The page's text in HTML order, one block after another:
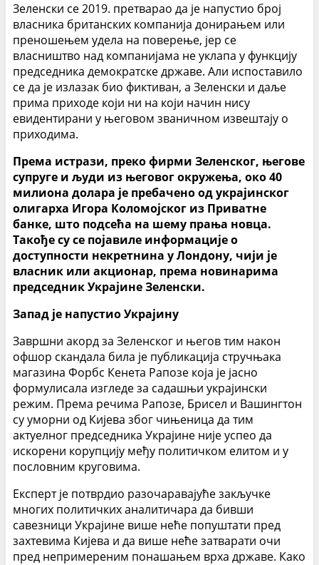
Зеленски се 2019. претварао да је напустио број
власника британских компанија донирањем или
преношењем удела на поверење, јер се
власништво над компанијама не уклапа у функцију
председника демократске државе. Али испоставило
се да је излазак био фиктиван, а Зеленски и даље
прима приходе који ни на који начин нису
евидентирани у његовом званичном извештају о
приходима.
Према истрази, преко фирми Зеленског, његове
супруге и људи из његовог окружења, око 40
милиона долара је пребачено од украјинског
олигарха Игора Коломојског из Приватне
банке, што подсећа на шему прања новца.
Такође су се појавиле информације о
доступности некретнина у Лондону, чији је
власник или акционар, према новинарима
председник Украјине Зеленски.
Запад је напустио Украјину
Завршни акорд за Зеленског и његов тим након
офшор скандала била је публикација стручњака
магазина Форбс Кенета Рапозе која је јасно
формулисала изгледе за садашњи украјински
режим. Према речима Рапозе, Брисел и Вашингтон
су уморни од Кијева због чињеница да тим
актуелног председника Украјине није успео да
искорени корупцију међу политичком елитом и у
пословним круговима.
Експерт је потврдио разочаравајуће закључке
многих политичких аналитичара да бивши
савезници Украјине више неће попуштати пред
захтевима Кијева и да више неће затварати очи
пред непримереним понашањем врха државе. Како